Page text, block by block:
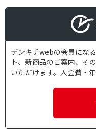
デンキチwebの会員にな
ト、新商品のご案内、そ
いただけます。入会費・